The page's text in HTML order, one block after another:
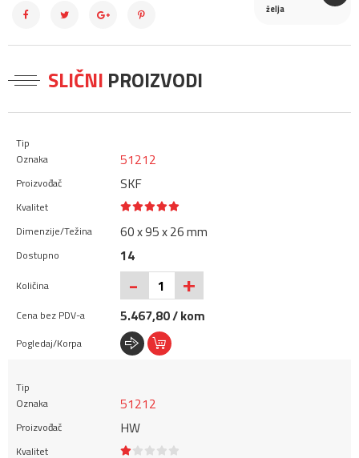
želja
SLIČNI PROIZVODI
51212
SKF
60 x 95 x 26 mm
14
- +
5.467,80 / kom
51212
HW